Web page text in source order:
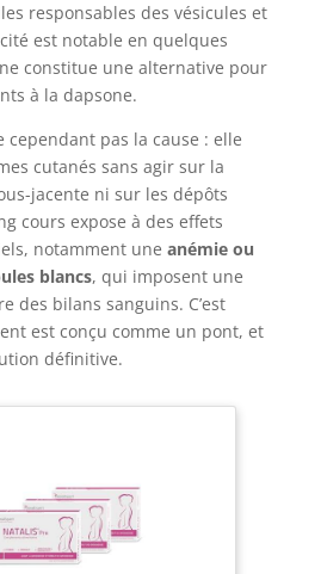
responsables des vésicules et
est notable en quelques
constitue une alternative pour
à la dapsone.
cependant pas la cause : elle
cutanés sans agir sur la
jacente ni sur les dépôts
cours expose à des effets
notamment une anémie ou
blancs, qui imposent une
des bilans sanguins. C’est
est conçu comme un pont, et
définitive.